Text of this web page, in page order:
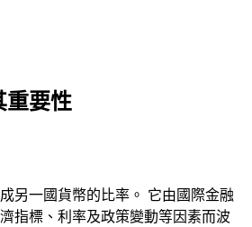
重要性
另一國貨幣的比率。 它由國際金融
指標、利率及政策變動等因素而波